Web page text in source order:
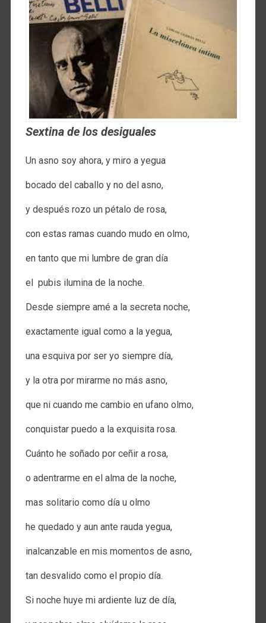
Sextina de los desiguales
Un asno soy ahora, y miro a yegua
bocado del caballo y no del asno,
y después rozo un pétalo de rosa,
con estas ramas cuando mudo en olmo,
en tanto que mi lumbre de gran día
el pubis ilumina de la noche.
Desde siempre amé a la secreta noche,
exactamente igual como a la yegua,
una esquiva por ser yo siempre día,
y la otra por mirarme no más asno,
que ni cuando me cambio en ufano olmo,
conquistar puedo a la exquisita rosa.
Cuánto he soñado por ceñir a rosa,
o adentrarme en el alma de la noche,
mas solitario como día u olmo
he quedado y aun ante rauda yegua,
inalcanzable en mis momentos de asno,
tan desvalido como el propio día.
Si noche huye mi ardiente luz de día,